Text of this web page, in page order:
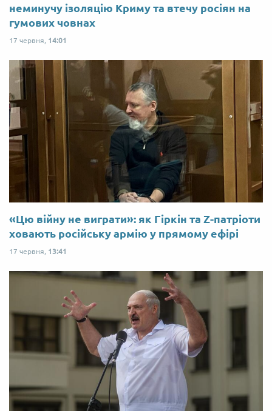
неминучу ізоляцію Криму та втечу росіян на
гумових човнах
17 червня, 14:01
«Цю війну не виграти»: як Гіркін та Z-патріоти
ховають російську армію у прямому ефірі
17 червня, 13:41